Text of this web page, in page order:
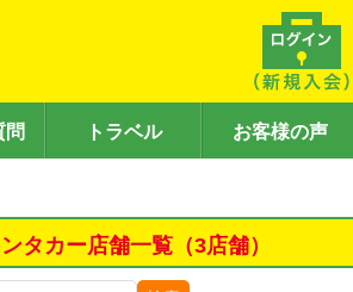
問 トラベル お客様の声
タカー店舗一覧（3店舗）